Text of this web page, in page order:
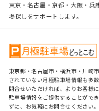
東京・名古屋・京都・大阪・兵
場探しをサポートします。
東京都・名古屋市・横浜市・川崎
されていない月極駐車場情報も多
問合せいただければ、よりお客様
駐車場情報をご提供することがで
ずに、お気軽にお問合せください。